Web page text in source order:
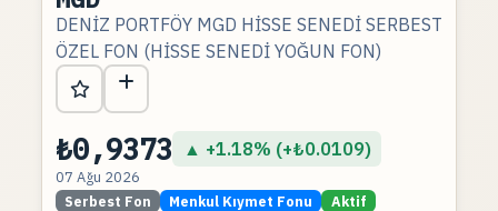
DENİZ PORTFÖY MGD HİSSE SENEDİ SERBEST
ÖZEL FON (HİSSE SENEDİ YOĞUN FON)
₺0,9373 ▲ +1.18% (+₺0.0109)
07 Ağu 2026
Serbest Fon Menkul Kıymet Fonu Aktif